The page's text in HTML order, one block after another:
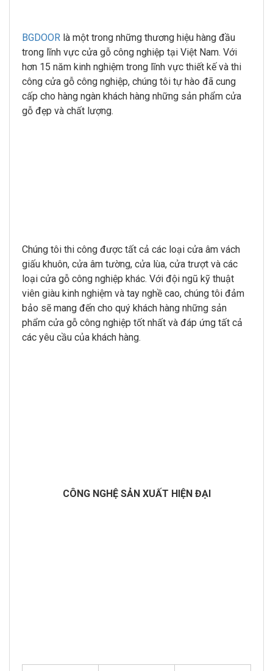
BGDOOR là một trong những thương hiệu hàng đầu
trong lĩnh vực cửa gỗ công nghiệp tại Việt Nam. Với
hơn 15 năm kinh nghiệm trong lĩnh vực thiết kế và thi
công cửa gỗ công nghiệp, chúng tôi tự hào đã cung
cấp cho hàng ngàn khách hàng những sản phẩm cửa
gỗ đẹp và chất lượng.
Chúng tôi thi công được tất cả các loại cửa âm vách
giấu khuôn, cửa âm tường, cửa lùa, cửa trượt và các
loại cửa gỗ công nghiệp khác. Với đội ngũ kỹ thuật
viên giàu kinh nghiệm và tay nghề cao, chúng tôi đảm
bảo sẽ mang đến cho quý khách hàng những sản
phẩm cửa gỗ công nghiệp tốt nhất và đáp ứng tất cả
các yêu cầu của khách hàng.
CÔNG NGHỆ SẢN XUẤT HIỆN ĐẠI